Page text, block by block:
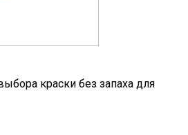
краски без запаха для